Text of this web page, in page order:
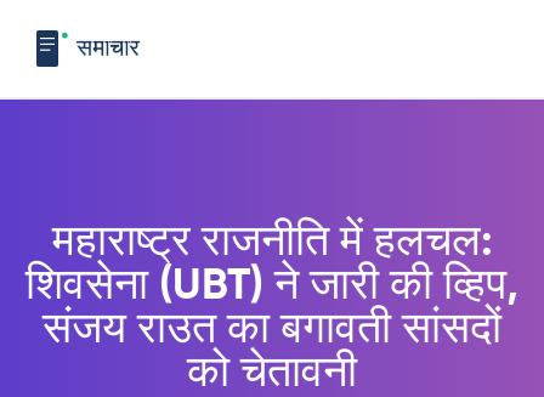
महाराष्ट्र राजनीति में हलचल:
शिवसेना (UBT) ने जारी की व्हिप,
संजय राउत का बगावती सांसदों
को चेतावनी